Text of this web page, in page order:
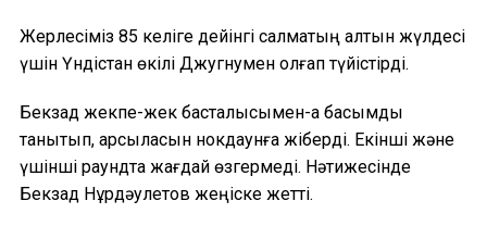
Жерлесіміз 85 келіге дейінгі салмақтың алтын жүлдесі
үшін Үндістан өкілі Джугнумен қолғап түйістірді.
Бекзад жекпе-жек басталысымен-ақ басымдық
танытып, қарсыласын нокдаунға жіберді. Екінші және
үшінші раундта жағдай өзгермеді. Нәтижесінде
Бекзад Нұрдәулетов жеңіске жетті.